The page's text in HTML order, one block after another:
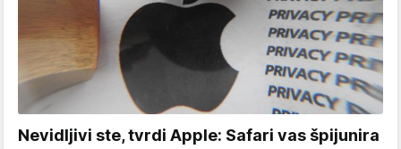
Nevidljivi ste, tvrdi Apple: Safari vas špijunira